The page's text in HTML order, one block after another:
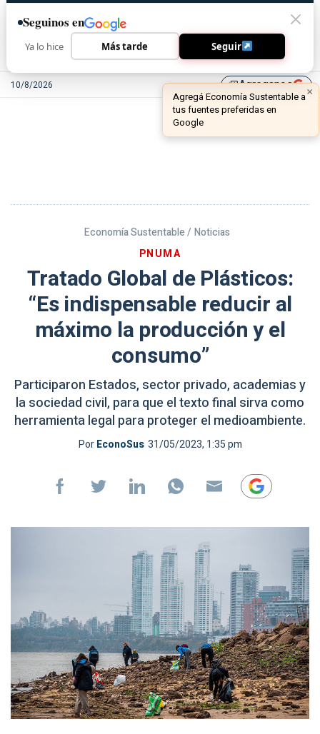
10/8/2026 library_addAgreganos
Economía Sustentable / Noticias
PNUMA
Tratado Global de Plásticos:
“Es indispensable reducir al
máximo la producción y el
consumo”
Participaron Estados, sector privado, academias y
la sociedad civil, para que el texto final sirva como
herramienta legal para proteger el medioambiente.
PorEconoSus 31/05/2023, 1:35 pm
Seguinos en
Ya lo hice Más tarde Seguir